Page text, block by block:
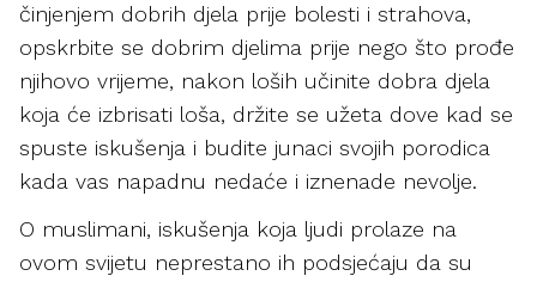
činjenjem dobrih djela prije bolesti i strahova,
opskrbite se dobrim djelima prije nego što prođe
njihovo vrijeme, nakon loših učinite dobra djela
koja će izbrisati loša, držite se užeta dove kad se
spuste iskušenja i budite junaci svojih porodica
kada vas napadnu nedaće i iznenade nevolje.
O muslimani, iskušenja koja ljudi prolaze na
ovom svijetu neprestano ih podsjećaju da su